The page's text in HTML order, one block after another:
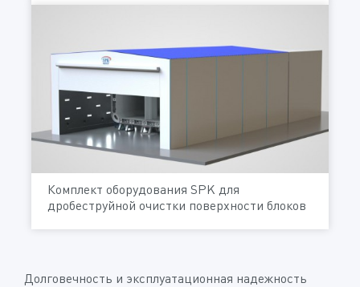
Комплект оборудования SPK для
дробеструйной очистки поверхности блоков
Долговечность и эксплуатационная надежность